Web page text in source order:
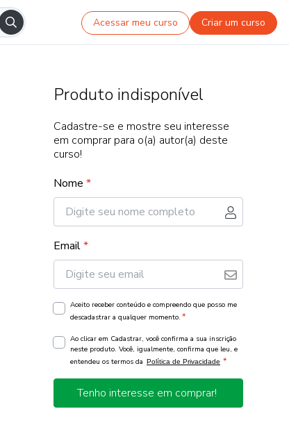
Acessar meu curso Criar um curso
Produto indisponível
Cadastre-se e mostre seu interesse
em comprar para o(a) autor(a) deste
curso!
Nome *
Email*
Aceito receber conteúdo e compreendo que posso me
descadastrar a qualquer momento. *
Ao clicar em Cadastrar, você confirma a sua inscrição
neste produto. Você, igualmente, confirma que leu, e
entendeu os termos da Política de Privacidade *
Tenho interesse em comprar!